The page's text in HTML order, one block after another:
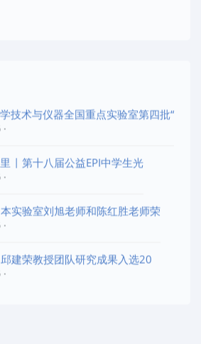
技术与仪器全国重点实验室第四批“
| 第十八届公益EPI中学生光
实验室刘旭老师和陈红胜老师荣
建荣教授团队研究成果入选20